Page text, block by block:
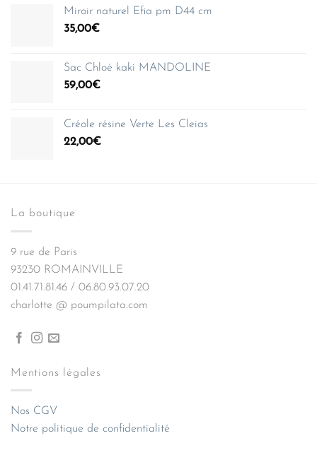
Miroir naturel Efia pm D44 cm
35,00€
Sac Chloé kaki MANDOLINE
59,00€
Créole résine Verte Les Cleias
22,00€
La boutique
9 rue de Paris
93230 ROMAINVILLE
01.41.71.81.46 / 06.80.93.07.20
charlotte @ poumpilata.com
Mentions légales
Nos CGV
Notre politique de confidentialité